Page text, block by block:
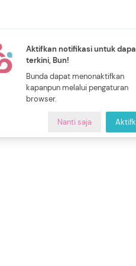
Aktifkan notifikasi untuk
terkini, Bun!
Bunda dapat menonaktifkan
kapanpun melalui pengaturan
browser.
Nanti saja
BUNDA
NEW
CERITA BUNDA